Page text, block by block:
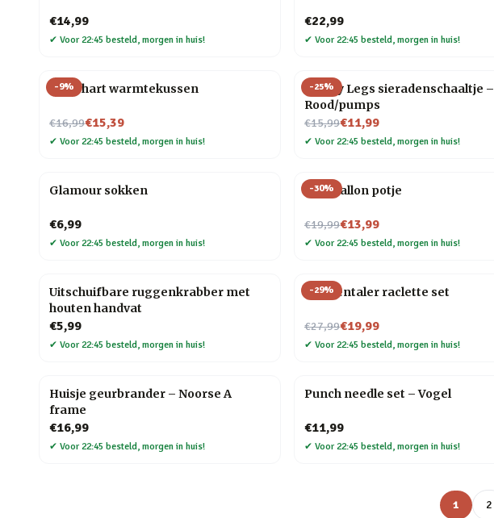
€14,99
✔ Voor 22:45 besteld, morgen in huis!
€22,99
✔ Voor 22:45 besteld, morgen in huis!
-9%
Rood hart warmtekussen
€16,99
Nu voor€15,39
✔ Voor 22:45 besteld, morgen in huis!
-25%
Happy Legs sieradenschaaltje –
Rood/pumps
€15,99
Nu voor€11,99
✔ Voor 22:45 besteld, morgen in huis!
Glamour sokken
€6,99
✔ Voor 22:45 besteld, morgen in huis!
-30%
Blije ballon potje
€19,99
Nu voor€13,99
✔ Voor 22:45 besteld, morgen in huis!
Uitschuifbare ruggenkrabber met
houten handvat
€5,99
✔ Voor 22:45 besteld, morgen in huis!
-29%
Emmentaler raclette set
€27,99
Nu voor€19,99
✔ Voor 22:45 besteld, morgen in huis!
Huisje geurbrander – Noorse A
frame
€16,99
✔ Voor 22:45 besteld, morgen in huis!
Punch needle set – Vogel
€11,99
✔ Voor 22:45 besteld, morgen in huis!
1 2